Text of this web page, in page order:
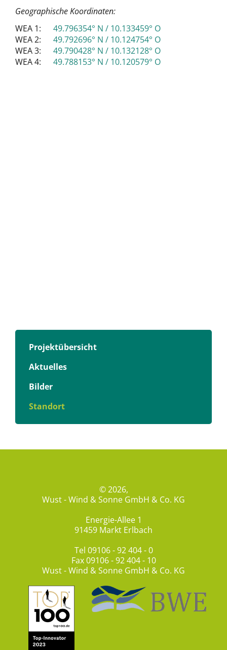
Geographische Koordinaten:
WEA 1: 49.796354° N / 10.133459° O
WEA 2: 49.792696° N / 10.124754° O
WEA 3: 49.790428° N / 10.132128° O
WEA 4: 49.788153° N / 10.120579° O
Projektübersicht
Aktuelles
Bilder
Standort
© 2026,
Wust - Wind & Sonne GmbH & Co. KG
Energie-Allee 1
91459 Markt Erlbach
Tel 09106 - 92 404 - 0
Fax 09106 - 92 404 - 10
Wust - Wind & Sonne GmbH & Co. KG